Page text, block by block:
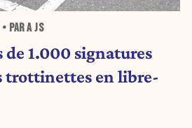
• PAR A JS
de 1.000 signatures
trottinettes en libre-